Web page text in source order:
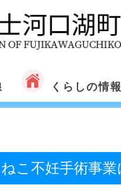
くらしの情報
こ不妊手術事業